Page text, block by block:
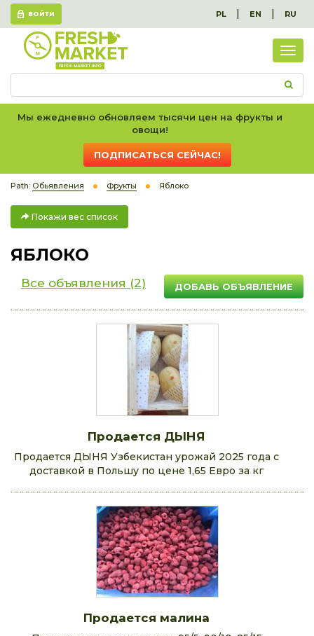
ВОЙТИ PL | EN | RU
вес
Мы ежедневно обновляем тысячи цен на фрукты и
овощи!
ПОДПИСАТЬСЯ СЕЙЧАС!
Path: Обьявления Фрукты Яблоко
Покажи вес список
ЯБЛОКО
Все объявления (2) ДОБАВЬ ОБЪЯВЛЕНИЕ
Продается ДЫНЯ
Продается ДЫНЯ Узбекистан урожай 2025 года с
доставкой в Польшу по цене 1,65 Евро за кг
Продается малина